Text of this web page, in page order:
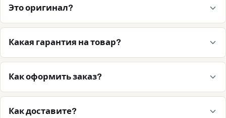
Это оригинал?
Какая гарантия на товар?
Как оформить заказ?
Как доставите?